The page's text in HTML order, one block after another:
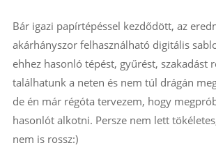
Bár igazi papírtépéssel kezdődött, az
akárhányszor felhasználható digitális
ehhez hasonló tépést, gyűrést, szakadást
találhatunk a neten és nem túl drágán
de én már régóta tervezem, hogy
hasonlót alkotni. Persze nem lett
nem is rossz:)